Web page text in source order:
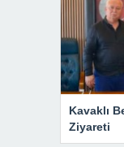
Kavaklı
Ziyareti